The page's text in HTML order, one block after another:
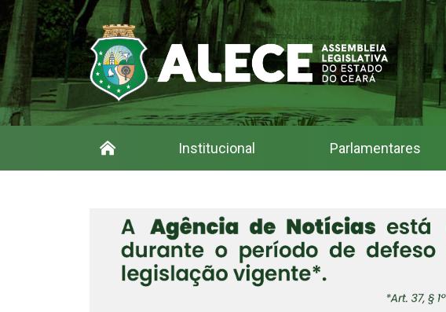
Institucional Parlamentares